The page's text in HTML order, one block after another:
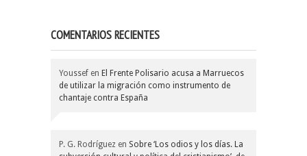
COMENTARIOS RECIENTES
Youssef en El Frente Polisario acusa a Marruecos
de utilizar la migración como instrumento de
chantaje contra España
P. G. Rodríguez en Sobre ‘Los odios y los días. La